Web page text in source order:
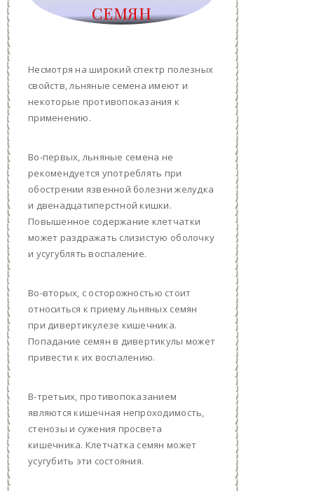
СЕМЯН
Несмотря на широкий спектр полезных
свойств, льняные семена имеют и
некоторые противопоказания к
применению.
Во-первых, льняные семена не
рекомендуется употреблять при
обострении язвенной болезни желудка
и двенадцатиперстной кишки.
Повышенное содержание клетчатки
может раздражать слизистую оболочку
и усугублять воспаление.
Во-вторых, с осторожностью стоит
относиться к приему льняных семян
при дивертикулезе кишечника.
Попадание семян в дивертикулы может
привести к их воспалению.
В-третьих, противопоказанием
являются кишечная непроходимость,
стенозы и сужения просвета
кишечника. Клетчатка семян может
усугубить эти состояния.